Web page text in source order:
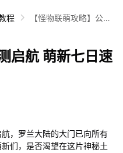
程
【怪物联萌攻略】公测
启航 萌新七日速
，罗兰大陆的大门已向所有
们，是否渴望在这片神秘土